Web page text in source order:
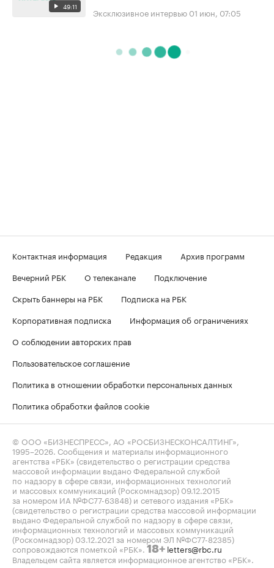
49:11 Эксклюзивное интервью 01 июн, 07:05
Контактная информация Редакция
Архив программ
Вечерний РБК
О телеканале
Подключение
Скрыть баннеры на РБК
Подписка на РБК
Корпоративная подписка
Информация об ограничениях
О соблюдении авторских прав
Пользовательское соглашение
Политика в отношении обработки персональных данных
Политика обработки файлов cookie
© ООО «БИЗНЕСПРЕСС», АО «РОСБИЗНЕСКОНСАЛТИНГ»,
1995–2026 . Сообщения и материалы информационного
агентства «РБК» (свидетельство о регистрации средства
массовой информации выдано Федеральной службой
по надзору в сфере связи, информационных технологий
и массовых коммуникаций (Роскомнадзор) 09.12.2015
за номером ИА №ФС77-63848) и сетевого издания «РБК»
(свидетельство о регистрации средства массовой информации
выдано Федеральной службой по надзору в сфере связи,
информационных технологий и массовых коммуникаций
(Роскомнадзор) 03.12.2021 за номером ЭЛ №ФС77-82385)
сопровождаются пометкой «РБК». 18+ letters@rbc.ru
Владельцем сайта является информационное агентство «РБК».